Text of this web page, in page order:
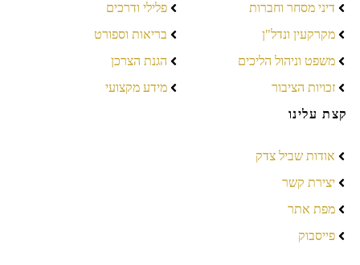
דיני מסחר וחברות
מקרקעין ונדל"ן
משפט וניהול הליכים
זכויות הציבור
פלילי ודרכים
בריאות וספורט
הגנת הצרכן
מידע מקצועי
קצת עלינו
אודות שביל צדק
יצירת קשר
מפת אתר
פייסבוק